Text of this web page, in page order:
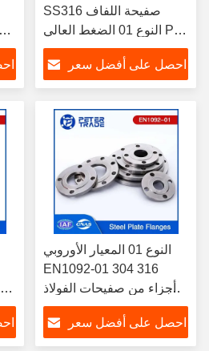
SS316 صفيحة اللفاف
النوع 01 الضغط العالي PN
100 PLFF DN10-DN350
للأنابيب النفطية والغازية
احصل على أفضل سعر
النوع 01 المعيار الأوروبي
EN1092-01 304 316
أجزاء من صفيحات الفولاذ
المقاوم للصدأ
احصل على أفضل سعر